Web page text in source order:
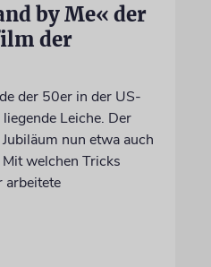
by Me« der
der
der 50er in der US-
Leiche. Der
nun etwa auch
welchen Tricks
arbeitete